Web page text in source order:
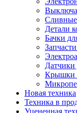
Детали
Бачки
Датчики
Крышки
Новая техника
Техника в
Уцененная